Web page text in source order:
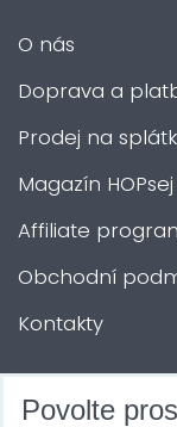
O nás
Doprava a
Prodej na
Magazín HOPsej
Affiliate
Obchodní
Kontakty
DALŠÍ
Povolte